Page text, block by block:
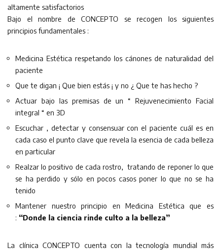
altamente satisfactorios
Bajo el nombre de CONCEPTO se recogen los siguientes
principios fundamentales :
Medicina Estética respetando los cánones de naturalidad del
paciente
Que te digan ¡ Que bien estás ¡ y no ¿ Que te has hecho ?
Actuar bajo las premisas de un “ Rejuvenecimiento Facial
integral “ en 3D
Escuchar , detectar y consensuar con el paciente cuál es en
cada caso el punto clave que revela la esencia de cada belleza
en particular
Realzar lo positivo de cada rostro, tratando de reponer lo que
se ha perdido y sólo en pocos casos poner lo que no se ha
tenido
Mantener nuestro principio en Medicina Estética que es
: “Donde la ciencia rinde culto a la belleza”
La clínica CONCEPTO cuenta con la tecnología mundial más